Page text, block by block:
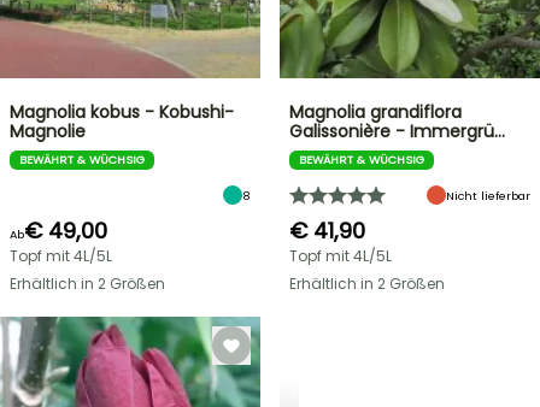
Magnolia kobus - Kobushi-
Magnolie
BEWÄHRT & WÜCHSIG
8
Ab€ 49,00
Topf mit 4L/5L
Erhältlich in 2 Größen
Magnolia grandiflora
Galissonière - Immergrü…
BEWÄHRT & WÜCHSIG
Nicht lieferbar
€ 41,90
Topf mit 4L/5L
Erhältlich in 2 Größen